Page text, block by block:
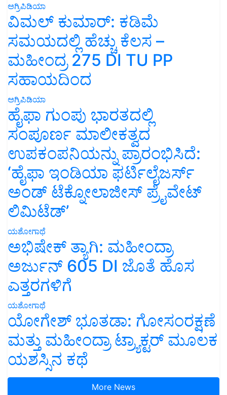
ಅಗ್ರಿಪಿಡಿಯಾ
ವಿಮಲ್ ಕುಮಾರ್: ಕಡಿಮೆ
ಸಮಯದಲ್ಲಿ ಹೆಚ್ಚು ಕೆಲಸ –
ಮಹೀಂದ್ರ 275 DI TU PP
ಸಹಾಯದಿಂದ
ಅಗ್ರಿಪಿಡಿಯಾ
ಹೈಫಾ ಗುಂಪು ಭಾರತದಲ್ಲಿ
ಸಂಪೂರ್ಣ ಮಾಲೀಕತ್ವದ
ಉಪಕಂಪನಿಯನ್ನು ಪ್ರಾರಂಭಿಸಿದೆ:
‘ಹೈಫಾ ಇಂಡಿಯಾ ಫರ್ಟಿಲೈಜರ್ಸ್
ಅಂಡ್ ಟೆಕ್ನೋಲಾಜೀಸ್ ಪ್ರೈವೇಟ್
ಲಿಮಿಟೆಡ್’
ಯಶೋಗಾಥೆ
ಅಭಿಷೇಕ್ ತ್ಯಾಗಿ: ಮಹೀಂದ್ರಾ
ಅರ್ಜುನ್ 605 DI ಜೊತೆ ಹೊಸ
ಎತ್ತರಗಳಿಗೆ
ಯಶೋಗಾಥೆ
ಯೋಗೇಶ್ ಭೂತಡಾ: ಗೋಸಂರಕ್ಷಣೆ
ಮತ್ತು ಮಹೀಂದ್ರಾ ಟ್ರ್ಯಾಕ್ಟರ್ ಮೂಲಕ
ಯಶಸ್ಸಿನ ಕಥೆ
More News